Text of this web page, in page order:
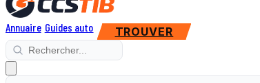
Annuaire Guides auto TROUVER